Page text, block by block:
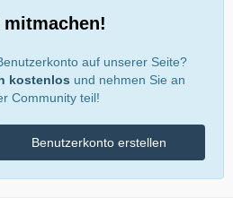
auf unserer Seite?
kostenlos und nehmen Sie an
Community teil!
Benutzerkonto erstellen